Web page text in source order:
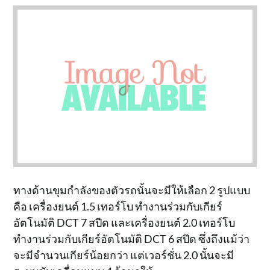
ทางด้านขุมกำลังของตัวรถนั้นจะมีให้เลือก 2 รูปแบบ
คือ เครื่องยนต์ 1.5 เทอร์โบ ทำงานร่วมกับเกียร์
อัตโนมัติ DCT 7 สปีด และเครื่องยนต์ 2.0 เทอร์โบ
ทำงานร่วมกับเกียร์อัตโนมัติ DCT 6 สปีด ซึ่งถึงแม้ว่า
จะมีจำนวนเกียร์น้อยกว่า แต่เวอร์ชั่น 2.0 นั้นจะมี